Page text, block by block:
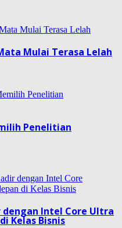
Mulai Terasa Lelah
Penelitian
dengan Intel Core Ultra
Kelas Bisnis